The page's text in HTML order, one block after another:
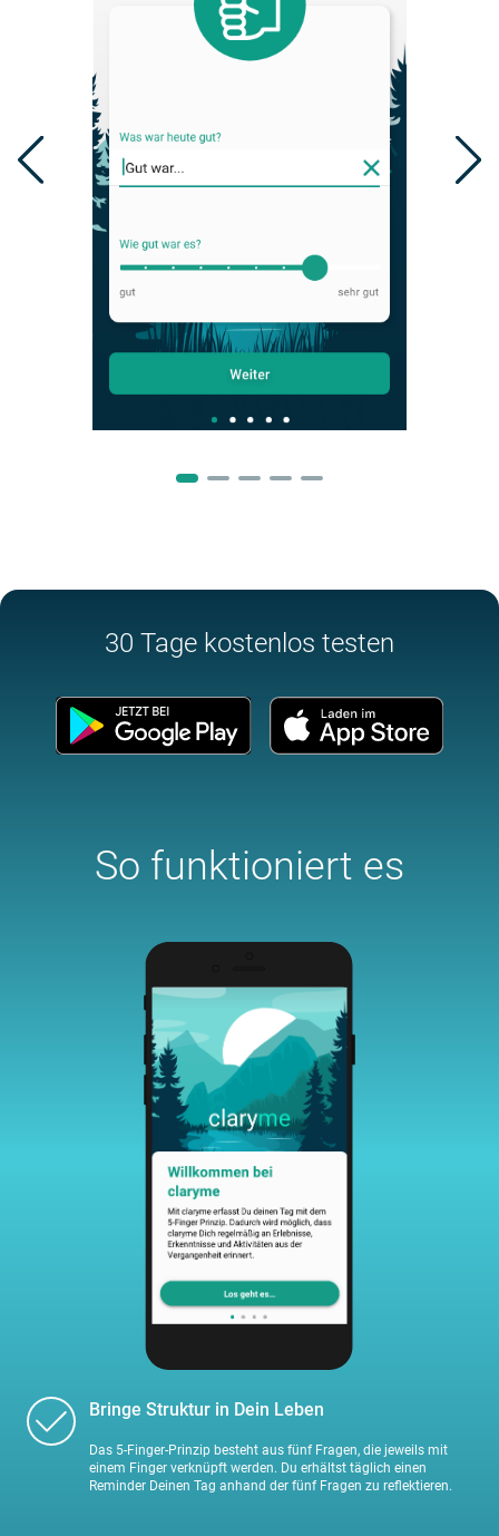
30 Tage kostenlos testen
So funktioniert es
Bringe Struktur in Dein Leben
Das 5-Finger-Prinzip besteht aus fünf Fragen, die jeweils mit
einem Finger verknüpft werden. Du erhältst täglich einen
Reminder Deinen Tag anhand der fünf Fragen zu reflektieren.